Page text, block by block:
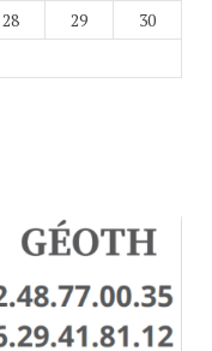
28 29
30